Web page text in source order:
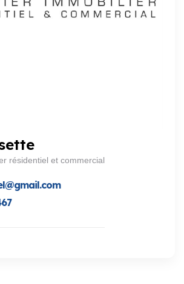
résidentiel et commercial